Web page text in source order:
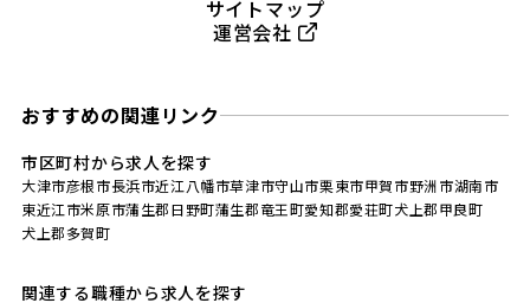
サイトマップ
運営会社
おすすめの関連リンク
市区町村から求人を探す
大津市彦根市長浜市近江八幡市草津市守山市栗東市甲賀市野洲市湖南市
東近江市米原市蒲生郡日野町蒲生郡竜王町愛知郡愛荘町犬上郡甲良町
犬上郡多賀町
関連する職種から求人を探す